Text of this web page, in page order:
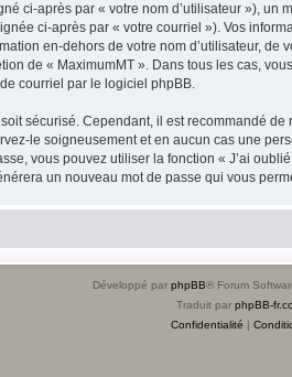
ci-après par « votre nom d’utilisateur »),
ci-après par « votre courriel »). Vos
en-dehors de votre nom d’utilisateur,
de « MaximumMT ». Dans tous les cas,
courriel par le logiciel phpBB.
sécurisé. Cependant, il est recommandé
le soigneusement et en aucun cas une
vous pouvez utiliser la fonction « J’ai
un nouveau mot de passe qui vous
Développé par phpBB® Forum
Traduit par phpBB-
Confidentialité |